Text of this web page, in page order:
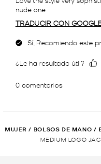
MUJER / BOLSOS DE MANO /
MEDIUM LOGO